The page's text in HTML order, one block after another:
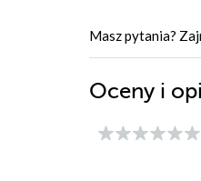
Masz pytania?
Oceny i